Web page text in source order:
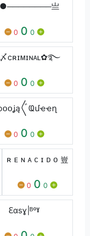
亗
0 0 0
cʀɪᴍɪɴᴀʟ✿࿐
0 0 0
〲Ҩմҽҽղ
0 0 0
ʀ ᴇ ɴ ᴀ ᴄ ɪ ᴅ ᴏ 豈
0 0 0
ℇαsɣ|ᴮᵒˠ